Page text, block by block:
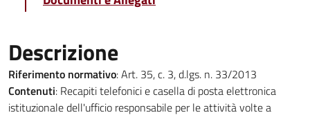
Descrizione
Riferimento normativo: Art. 35, c. 3, d.lgs. n. 33/2013
Contenuti: Recapiti telefonici e casella di posta elettronica
istituzionale dell'ufficio responsabile per le attività volte a